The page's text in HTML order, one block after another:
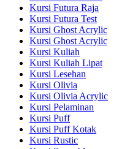
Kursi Futura Raja
Kursi Futura Test
Kursi Ghost Acrylic
Kursi Ghost Acrylic
Kursi Kuliah
Kursi Kuliah Lipat
Kursi Lesehan
Kursi Olivia
Kursi Olivia Acrylic
Kursi Pelaminan
Kursi Puff
Kursi Puff Kotak
Kursi Rustic